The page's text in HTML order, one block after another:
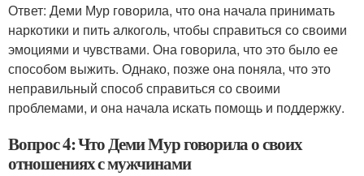
Ответ: Деми Мур говорила, что она начала принимать
наркотики и пить алкоголь, чтобы справиться со своими
эмоциями и чувствами. Она говорила, что это было ее
способом выжить. Однако, позже она поняла, что это
неправильный способ справиться со своими
проблемами, и она начала искать помощь и поддержку.
Вопрос 4: Что Деми Мур говорила о своих
отношениях с мужчинами